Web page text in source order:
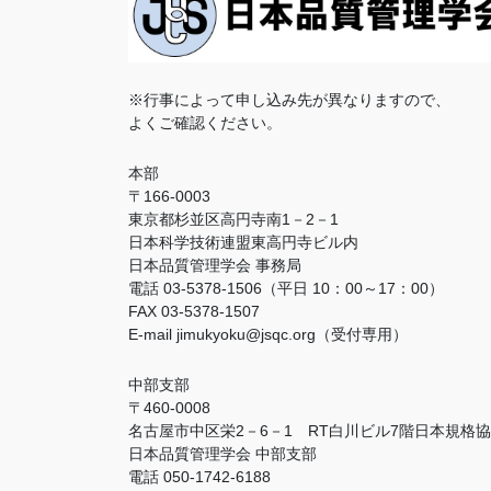
※行事によって申し込み先が異なりますので、
よくご確認ください。
本部
〒166-0003
東京都杉並区高円寺南1－2－1
日本科学技術連盟東高円寺ビル内
日本品質管理学会 事務局
電話 03-5378-1506（平日 10：00～17：00）
FAX 03-5378-1507
E-mail jimukyoku@jsqc.org（受付専用）
中部支部
〒460-0008
名古屋市中区栄2－6－1 RT白川ビル7階日本規格
日本品質管理学会 中部支部
電話 050-1742-6188